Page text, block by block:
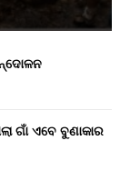
ଗାଁ ଏବେ ବୁଣାକାର